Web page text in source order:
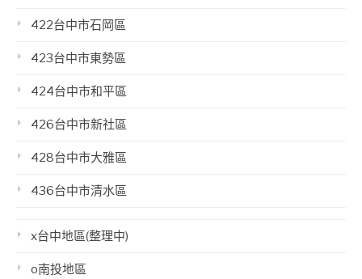
422台中市石岡區
423台中市東勢區
424台中市和平區
426台中市新社區
428台中市大雅區
436台中市清水區
x台中地區(整理中)
o南投地區